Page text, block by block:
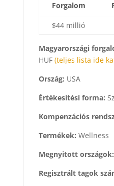
Forgalom
$44 millió
Magyarországi
HUF (teljes lista ide
Ország: USA
Értékesítési forma:
Kompenzációs
Termékek: Wellness
Megnyitott országok:
Regisztrált tagok